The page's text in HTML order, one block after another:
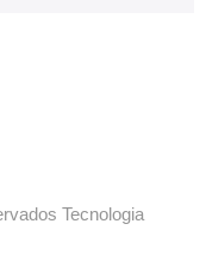
Tecnologia